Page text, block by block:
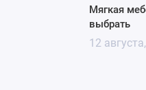
Мягкая
выбрать
12